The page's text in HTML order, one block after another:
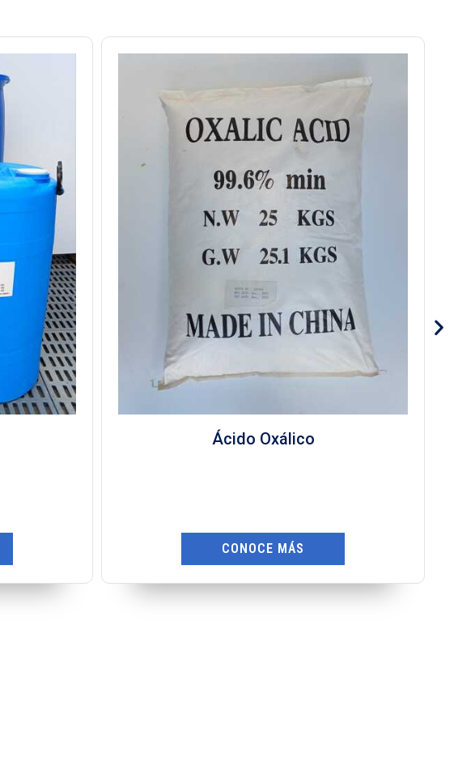
Ácido Sulfónico
CONOCE MÁS